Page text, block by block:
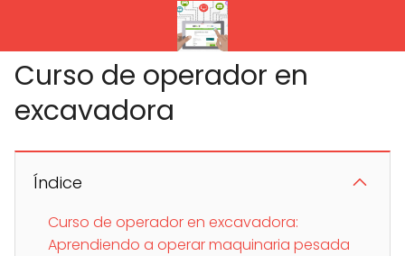
Curso de operador en
excavadora
Índice
Curso de operador en excavadora:
Aprendiendo a operar maquinaria pesada